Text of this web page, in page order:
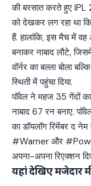
की बरसात करते हुए IPL
को देखकर लग रहा था कि
हैं. हालांकि, इस मैच में
बनाकर नाबाद लौटे,
वॉर्नर का बल्ला बोला
स्थिती में पहुंचा दिया.
पॉवेल ने महज 35 गेंदों
नाबाद 67 रन बनाए.
का डॉयलॉग रिमेंबर द नेम
#Warner और
अपना-अपना रिएक्शन
यहां देखिए मजेदार